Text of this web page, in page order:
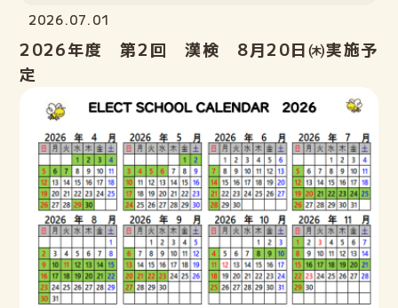
2026.07.01
2026年度 第2回 漢検 8月20日㈭実施予
定